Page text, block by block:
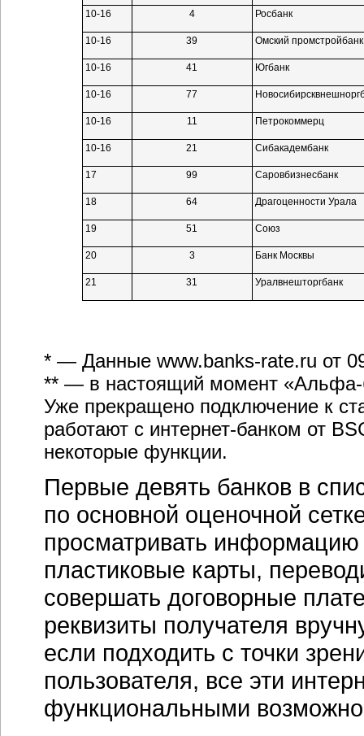
10-16 4 Росбанк
10-16 39 Омский промстройбанк
10-16 41 Югбанк
10-16 77
10-16 11 Петрокоммерц
10-16 21 Сибакадембанк
17 99 Саровбизнесбанк
18 64 Драгоценности Урала
19 51 Союз
20 3 Банк Москвы
21 31 Уралвнешторгбанк
* — Данные www.banks-rate.ru от
** — в настоящий момент «Альфа-
Уже прекращено подключение к
работают с интернет-банком от
некоторые функции.
Первые девять банков в
по основной оценочной
просматривать информацию
пластиковые карты,
совершать договорные
реквизиты получателя
если подходить с точки
пользователя, все эти
функциональными